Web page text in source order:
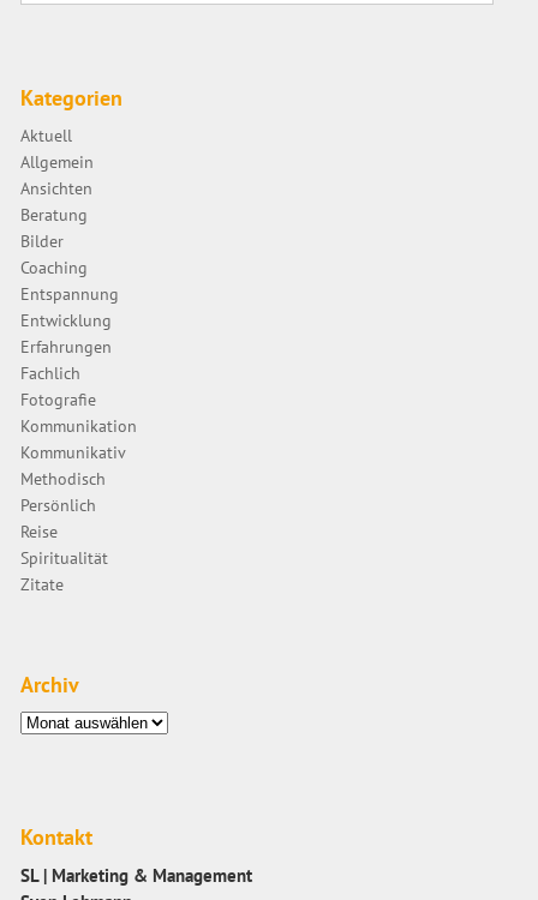
Kategorien
Aktuell
Allgemein
Ansichten
Beratung
Bilder
Coaching
Entspannung
Entwicklung
Erfahrungen
Fachlich
Fotografie
Kommunikation
Kommunikativ
Methodisch
Persönlich
Reise
Spiritualität
Zitate
Archiv
Archiv
Kontakt
SL | Marketing & Management